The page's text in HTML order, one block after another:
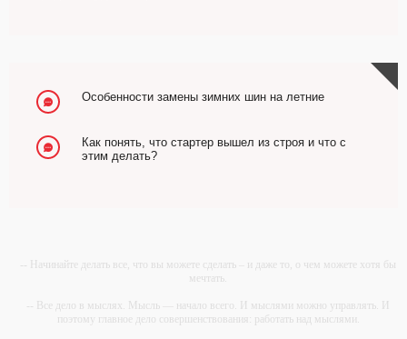
Особенности замены зимних шин на летние
Как понять, что стартер вышел из строя и что с
этим делать?
-- Начинайте делать все, что вы можете сделать – и даже то, о чем можете хотя бы
мечтать.
-- Все дело в мыслях. Мысль — начало всего. И мыслями можно управлять. И
поэтому главное дело совершенствования: работать над мыслями.